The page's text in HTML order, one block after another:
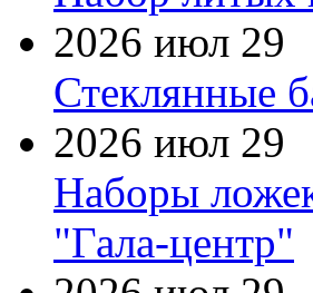
2026 июл 29
Стеклянные
2026 июл 29
Наборы
"Гала-центр"